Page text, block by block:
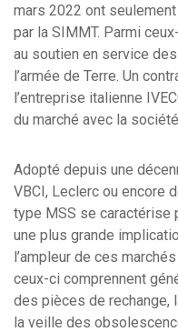
mars 2022 ont
par la SIMMT. Parmi
au soutien en service
l’armée de Terre. Un
l’entreprise italienne
du marché avec la
Adopté depuis une
VBCI, Leclerc ou encore
type MSS se caractérise
une plus grande
l’ampleur de ces
ceux-ci comprennent
des pièces de rechange,
la veille des